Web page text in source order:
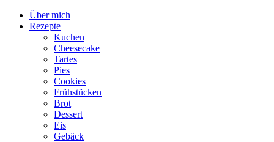
Über mich
Rezepte
Kuchen
Cheesecake
Tartes
Pies
Cookies
Frühstücken
Brot
Dessert
Eis
Gebäck